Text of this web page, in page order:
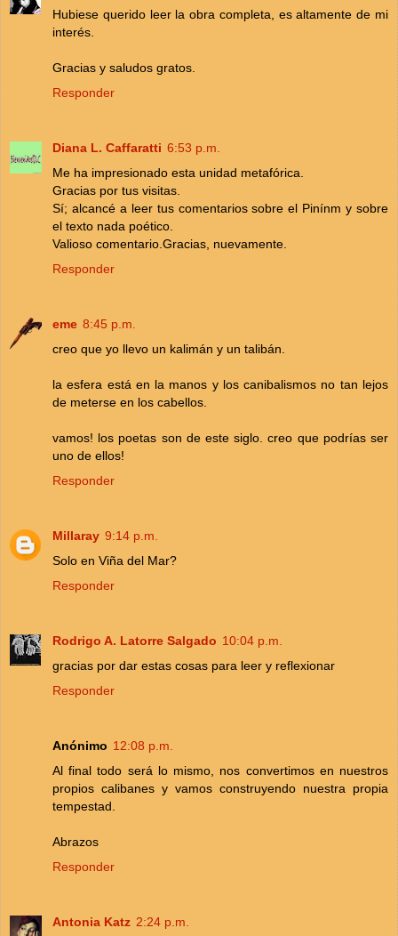
Hubiese querido leer la obra completa, es altamente de mi
interés.
Gracias y saludos gratos.
Responder
Diana L. Caffaratti 6:53 p.m.
Me ha impresionado esta unidad metafórica.
Gracias por tus visitas.
Sí; alcancé a leer tus comentarios sobre el Pinínm y sobre
el texto nada poético.
Valioso comentario.Gracias, nuevamente.
Responder
eme 8:45 p.m.
creo que yo llevo un kalimán y un talibán.
la esfera está en la manos y los canibalismos no tan lejos
de meterse en los cabellos.
vamos! los poetas son de este siglo. creo que podrías ser
uno de ellos!
Responder
Millaray 9:14 p.m.
Solo en Viña del Mar?
Responder
Rodrigo A. Latorre Salgado 10:04 p.m.
gracias por dar estas cosas para leer y reflexionar
Responder
Anónimo 12:08 p.m.
Al final todo será lo mismo, nos convertimos en nuestros
propios calibanes y vamos construyendo nuestra propia
tempestad.
Abrazos
Responder
Antonia Katz 2:24 p.m.